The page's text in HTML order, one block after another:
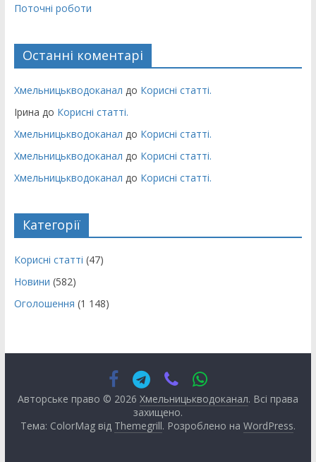
Поточні роботи
Останні коментарі
Хмельницькводоканал до Корисні статті.
Ірина до Корисні статті.
Хмельницькводоканал до Корисні статті.
Хмельницькводоканал до Корисні статті.
Хмельницькводоканал до Корисні статті.
Категорії
Корисні статті (47)
Новини (582)
Оголошення (1 148)
Авторське право © 2026 Хмельницькводоканал. Всі права
захищено.
Тема: ColorMag від Themegrill. Розроблено на WordPress.